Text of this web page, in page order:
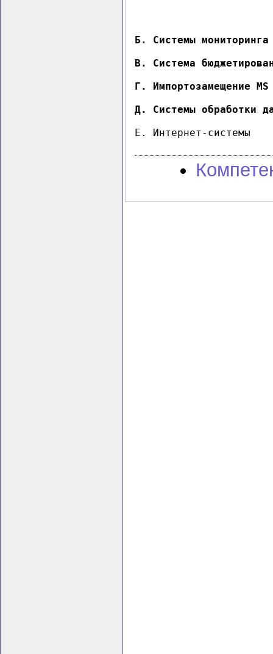
Б. Системы
В. Система
Г. Импортозамещение MS
Д. Системы обработки
E. Интернет-системы